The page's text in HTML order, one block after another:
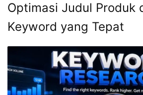
Optimasi Judul Produk
Keyword yang Tepat